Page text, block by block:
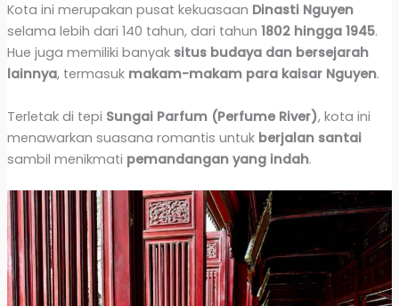
Kota ini merupakan pusat kekuasaan Dinasti Nguyen
selama lebih dari 140 tahun, dari tahun 1802 hingga 1945.
Hue juga memiliki banyak situs budaya dan bersejarah
lainnya, termasuk makam-makam para kaisar Nguyen.
Terletak di tepi Sungai Parfum (Perfume River), kota ini
menawarkan suasana romantis untuk berjalan santai
sambil menikmati pemandangan yang indah.